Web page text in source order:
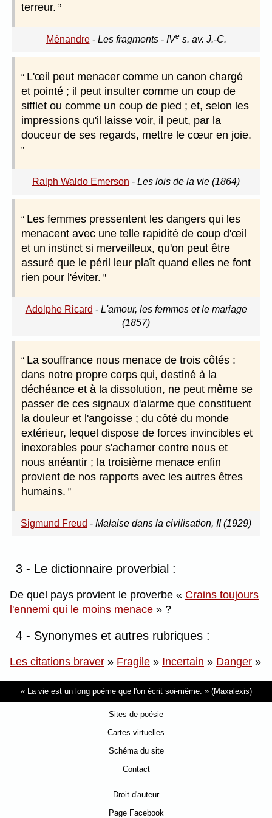
terreur.
Ménandre- Les fragments - IVes. av. J.-C.
L'œil peut menacer comme un canon chargé
et pointé ; il peut insulter comme un coup de
sifflet ou comme un coup de pied ; et, selon les
impressions qu'il laisse voir, il peut, par la
douceur de ses regards, mettre le cœur en joie.
Ralph Waldo Emerson - Les lois de la vie (1864)
Les femmes pressentent les dangers qui les
menacent avec une telle rapidité de coup d'œil
et un instinct si merveilleux, qu'on peut être
assuré que le péril leur plaît quand elles ne font
rien pour l'éviter.
Adolphe Ricard - L'amour, les femmes et le mariage
(1857)
La souffrance nous menace de trois côtés :
dans notre propre corps qui, destiné à la
déchéance et à la dissolution, ne peut même se
passer de ces signaux d'alarme que constituent
la douleur et l'angoisse ; du côté du monde
extérieur, lequel dispose de forces invincibles et
inexorables pour s'acharner contre nous et
nous anéantir ; la troisième menace enfin
provient de nos rapports avec les autres êtres
humains.
Sigmund Freud - Malaise dans la civilisation, II (1929)
3 - Le dictionnaire proverbial :
De quel pays provient le proverbe
Crains toujours
l'ennemi qui le moins menace
?
4 - Synonymes et autres rubriques :
Les citations braver » Fragile » Incertain » Danger »
La vie est un long poème que l'on écrit soi-même. (Maxalexis)
Sites de poésie
Cartes virtuelles
Schéma du site
Contact
Droit d'auteur
Page Facebook